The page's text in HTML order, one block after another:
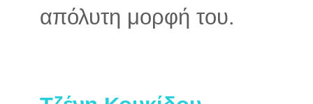
απόλυτη μορφή του.